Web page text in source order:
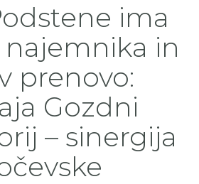
ima
najemnika in
prenovo:
Gozdni
– sinergija